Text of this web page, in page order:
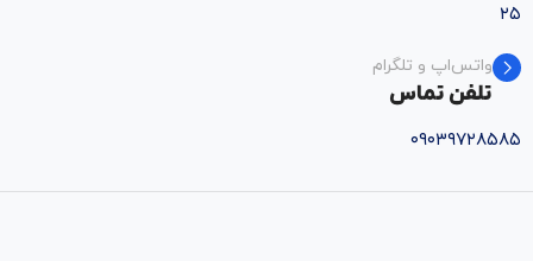
۲۵
واتس‌اپ و تلگرام
تلفن تماس
۰۹۰۳۹۷۲۸۵۸۵